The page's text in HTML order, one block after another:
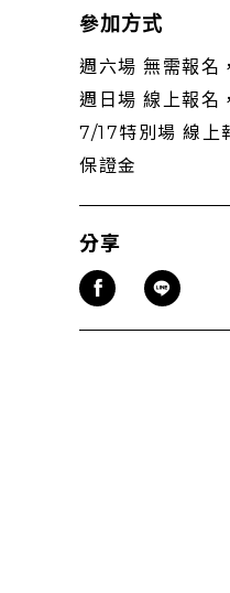
參加方式
週六場 無需報名
週日場 線上報名
7/17特別場 線上
保證金
分享